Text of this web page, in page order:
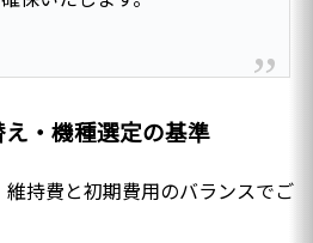
・機種選定の基準
維持費と初期費用のバランスでご